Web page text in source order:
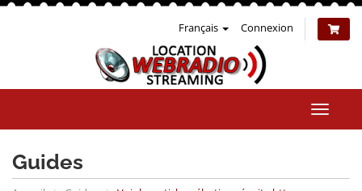
Français Connexion
la
Guides